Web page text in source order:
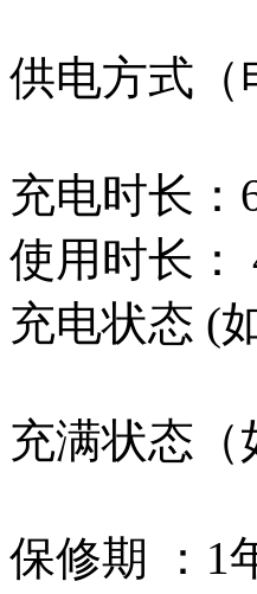
供电方式（
充电时长：
使用时长：
充电状态 (
充满状态（
保修期 ：1